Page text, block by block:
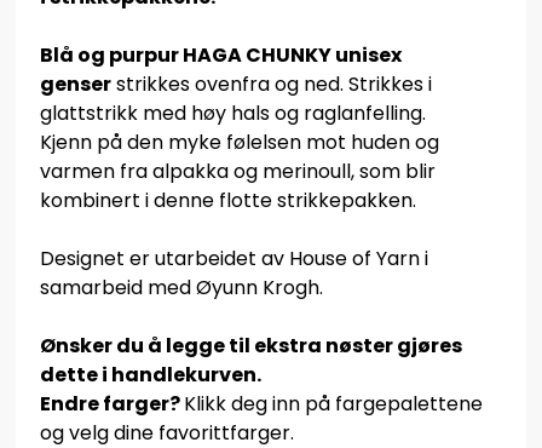
Blå og purpur HAGA CHUNKY unisex
genserstrikkes ovenfra og ned. Strikkes i
glattstrikk med høy hals og raglanfelling.
Kjenn på den myke følelsen mot huden og
varmen fra alpakka og merinoull, som blir
kombinert i denne flotte strikkepakken.
Designet er utarbeidet av House of Yarn i
samarbeid med Øyunn Krogh.
Ønsker du å legge til ekstra nøster gjøres
dette i handlekurven.
Endre farger?Klikk deg inn på fargepalettene
og velg dine favorittfarger.